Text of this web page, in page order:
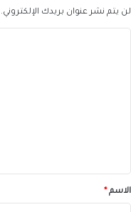
لن يتم نشر عنوان بريدك الإلكتروني.
*الاسم*